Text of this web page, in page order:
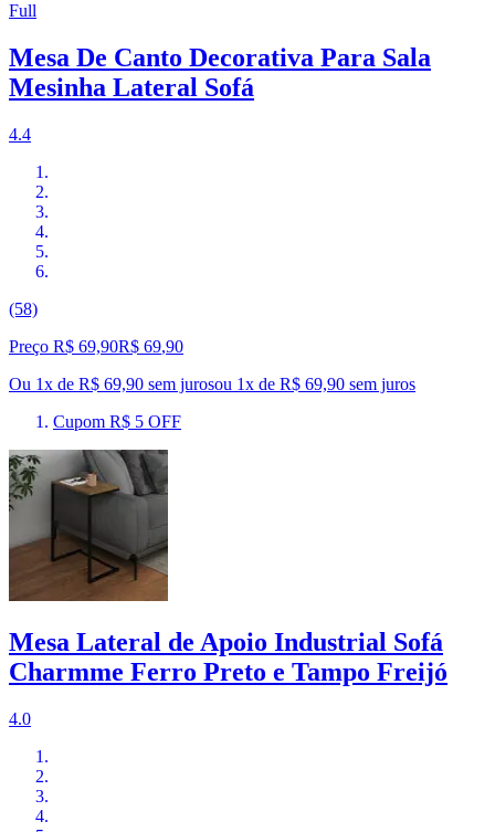
Full
Mesa De Canto Decorativa Para Sala
Mesinha Lateral Sofá
4.4
(58)
Preço R$ 69,90R$ 69,90
Ou 1x de R$ 69,90 sem jurosou 1x de R$ 69,90 sem juros
Cupom R$ 5 OFF
Mesa Lateral de Apoio Industrial Sofá
Charmme Ferro Preto e Tampo Freijó
4.0